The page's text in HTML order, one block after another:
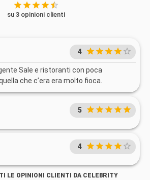
su 3 opinioni clienti
4
Sale e ristoranti con poca
che c’era era molto fioca.
5
4
LE OPINIONI CLIENTI DA CELEBRITY